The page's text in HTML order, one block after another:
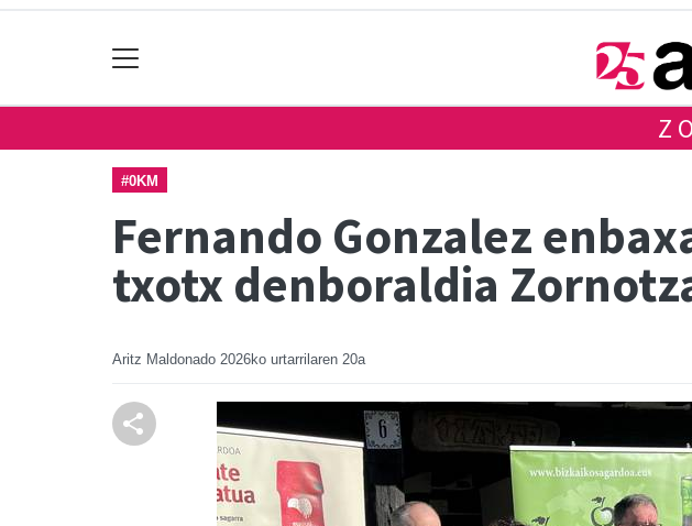
#0KM
Fernando Gonzalez
txotx denboraldia
Aritz Maldonado 2026ko urtarrilaren 20a